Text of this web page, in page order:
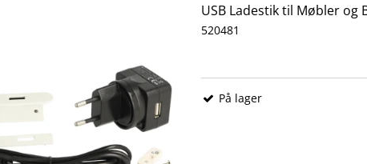
USB Ladestik til Møbler og
520481
På lager